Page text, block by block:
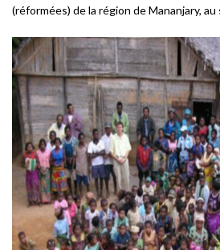
(réformées) de la région de Mananjary,